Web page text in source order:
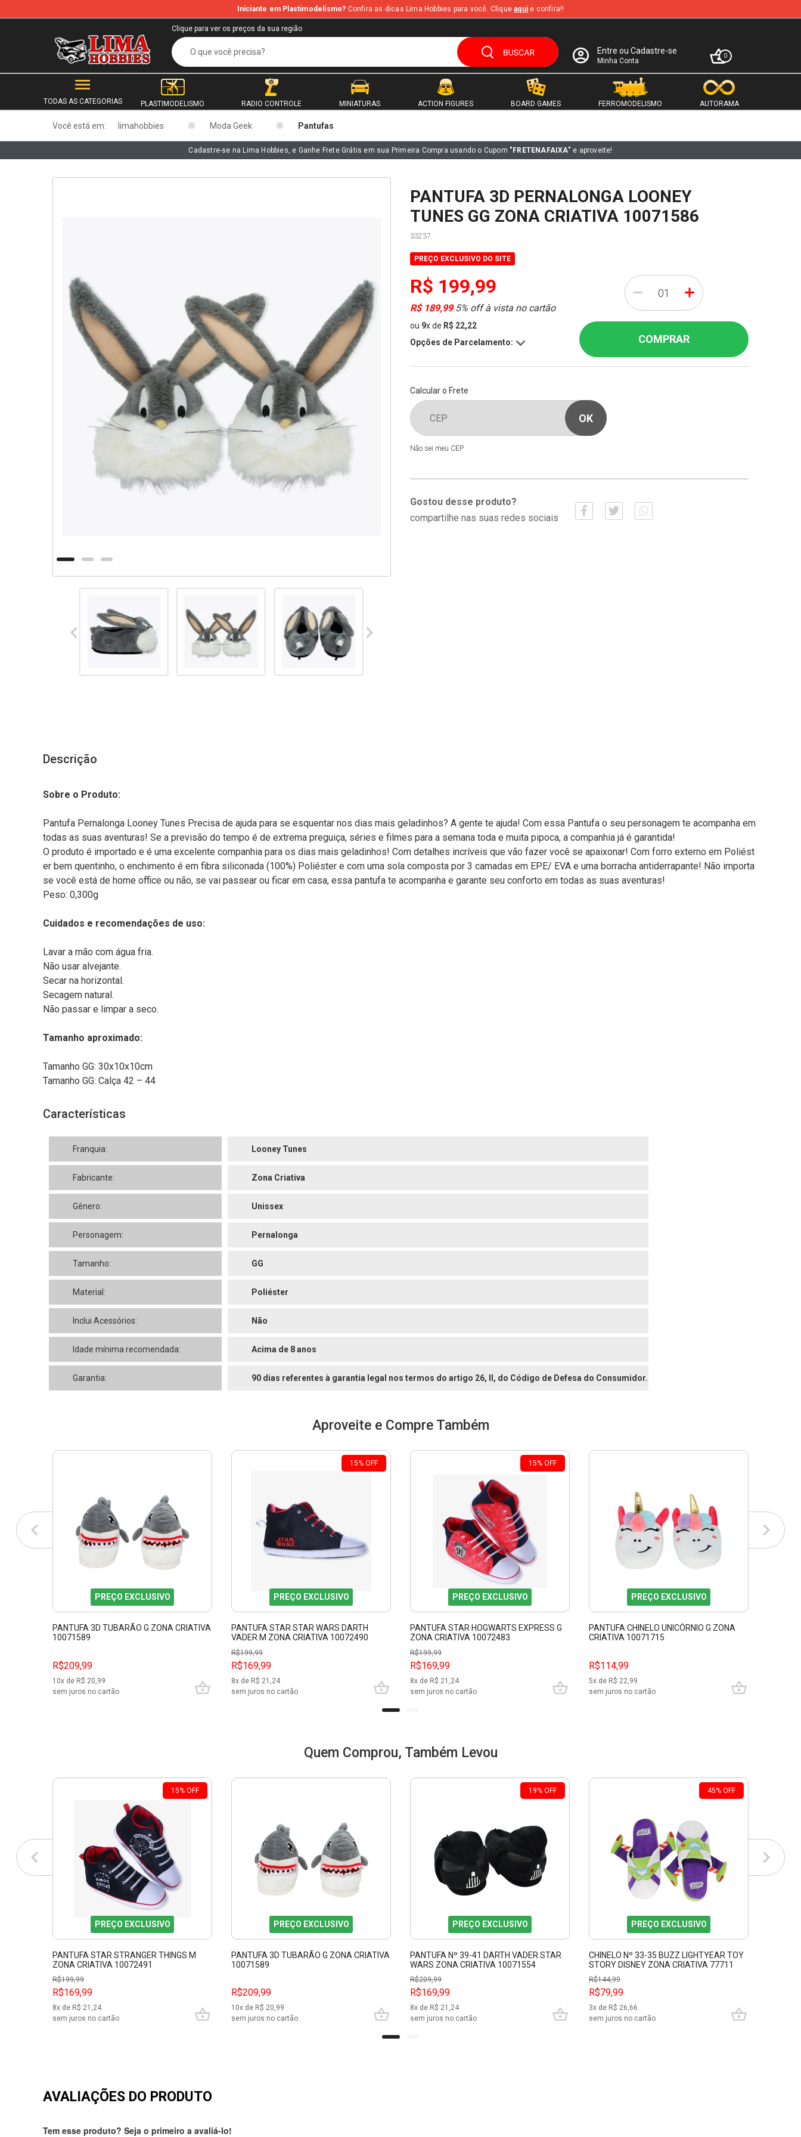
b
Iniciante em Plastimodelismo? Confira as dicas Lima Hobbies para você. Cliqueaqui e confira!!
Clique para ver os preços da sua região
Entre ou Cadastre-se
Minha Conta
0
TODAS AS CATEGORIAS PLASTIMODELISMO RADIO CONTROLE MINIATURAS ACTION FIGURES BOARD GAMES FERROMODELISMO AUTORAMA
Você está em: limahobbies Moda Geek Pantufas
Cadastre-se na Lima Hobbies, e Ganhe Frete Grátis em sua Primeira Compra usando o Cupom "FRETENAFAIXA" e aproveite!
PANTUFA 3D PERNALONGA LOONEY
TUNES GG ZONA CRIATIVA 10071586
33237
PREÇO EXCLUSIVO DO SITE
R$ 199,99
R$ 189,995% off à vista no cartão
ou 9xde R$ 22,22
Opções de Parcelamento:
- +
COMPRAR
Calcular o Frete
Não sei meu CEP
Gostou desse produto?
compartilhe nas suas redes sociais
Descrição
Sobre o Produto:
Pantufa Pernalonga Looney Tunes Precisa de ajuda para se esquentar nos dias mais geladinhos? A gente te ajuda! Com essa Pantufa o seu personagem te acompanha em
todas as suas aventuras! Se a previsão do tempo é de extrema preguiça, séries e filmes para a semana toda e muita pipoca, a companhia já é garantida!
O produto é importado e é uma excelente companhia para os dias mais geladinhos! Com detalhes incríveis que vão fazer você se apaixonar! Com forro externo em Poliést
er bem quentinho, o enchimento é em fibra siliconada (100%) Poliéster e com uma sola composta por 3 camadas em EPE/ EVA e uma borracha antiderrapante! Não importa
se você está de home office ou não, se vai passear ou ficar em casa, essa pantufa te acompanha e garante seu conforto em todas as suas aventuras!
Peso: 0,300g
Cuidados e recomendações de uso:
Lavar a mão com água fria.
Não usar alvejante.
Secar na horizontal.
Secagem natural.
Não passar e limpar a seco.
Tamanho aproximado:
Tamanho GG: 30x10x10cm
Tamanho GG: Calça 42 – 44
Características
Franquia: Looney Tunes
Fabricante: Zona Criativa
Gênero: Unissex
Personagem: Pernalonga
Tamanho: GG
Material: Poliéster
Inclui Acessórios: Não
Idade mínima recomendada: Acima de 8 anos
Garantia: 90 dias referentes à garantia legal nos termos do artigo 26, II, do Código de Defesa do Consumidor.
Aproveite e Compre Também
PREÇO EXCLUSIVO
PANTUFA 3D TUBARÃO G ZONA CRIATIVA
10071589
R$209,99
10x de R$ 20,99
sem juros no cartão
15% OFF
PREÇO EXCLUSIVO
PANTUFA STAR STAR WARS DARTH
VADER M ZONA CRIATIVA 10072490
R$199,99
R$169,99
8x de R$ 21,24
sem juros no cartão
15% OFF
PREÇO EXCLUSIVO
PANTUFA STAR HOGWARTS EXPRESS G
ZONA CRIATIVA 10072483
R$199,99
R$169,99
8x de R$ 21,24
sem juros no cartão
PREÇO EXCLUSIVO
PANTUFA CHINELO UNICÓRNIO G ZONA
CRIATIVA 10071715
R$114,99
5x de R$ 22,99
sem juros no cartão
Quem Comprou, Também Levou
15% OFF
PREÇO EXCLUSIVO
PANTUFA STAR STRANGER THINGS M
ZONA CRIATIVA 10072491
R$199,99
R$169,99
8x de R$ 21,24
sem juros no cartão
PREÇO EXCLUSIVO
PANTUFA 3D TUBARÃO G ZONA CRIATIVA
10071589
R$209,99
10x de R$ 20,99
sem juros no cartão
19% OFF
PREÇO EXCLUSIVO
PANTUFA Nº 39-41 DARTH VADER STAR
WARS ZONA CRIATIVA 10071554
R$209,99
R$169,99
8x de R$ 21,24
sem juros no cartão
45% OFF
PREÇO EXCLUSIVO
CHINELO Nº 33-35 BUZZ LIGHTYEAR TOY
STORY DISNEY ZONA CRIATIVA 77711
R$144,99
R$79,99
3x de R$ 26,66
sem juros no cartão
AVALIAÇÕES DO PRODUTO
Tem esse produto? Seja o primeiro a avaliá-lo!